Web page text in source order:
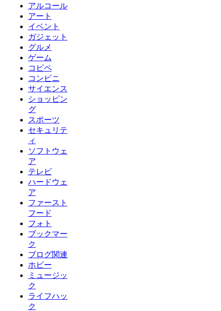
アルコール
アート
イベント
ガジェット
グルメ
ゲーム
コピペ
コンビニ
サイエンス
ショッピン
グ
スポーツ
セキュリテ
ィ
ソフトウェ
ア
テレビ
ハードウェ
ア
ファースト
フード
フォト
ブックマー
ク
ブログ関連
ホビー
ミュージッ
ク
ライフハッ
ク